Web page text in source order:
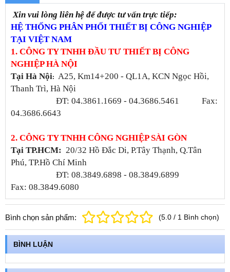
Xin vui lòng liên hệ để được tư vấn trực tiếp:
HỆ THỐNG PHÂN PHỐI THIẾT BỊ CÔNG NGHIỆP
TẠI VIỆT NAM
1. CÔNG TY TNHH ĐẦU TƯ THIẾT BỊ CÔNG
NGHIỆP HÀ NỘI
Tại Hà Nội: A25, Km14+200 - QL1A, KCN Ngọc Hồi,
Thanh Trì, Hà Nội
ĐT: 04.3861.1669 - 04.3686.5461 Fax:
04.3686.6643
2. CÔNG TY TNHH CÔNG NGHIỆP SÀI GÒN
Tại TP.HCM: 20/32 Hồ Đắc Di, P.Tây Thạnh, Q.Tân
Phú, TP.Hồ Chí Minh
ĐT: 08.3849.6898 - 08.3849.6899
Fax: 08.3849.6080
Bình chọn sản phẩm: (5.0 / 1 Bình chọn)
BÌNH LUẬN